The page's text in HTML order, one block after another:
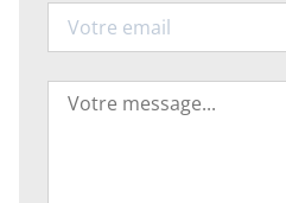
message